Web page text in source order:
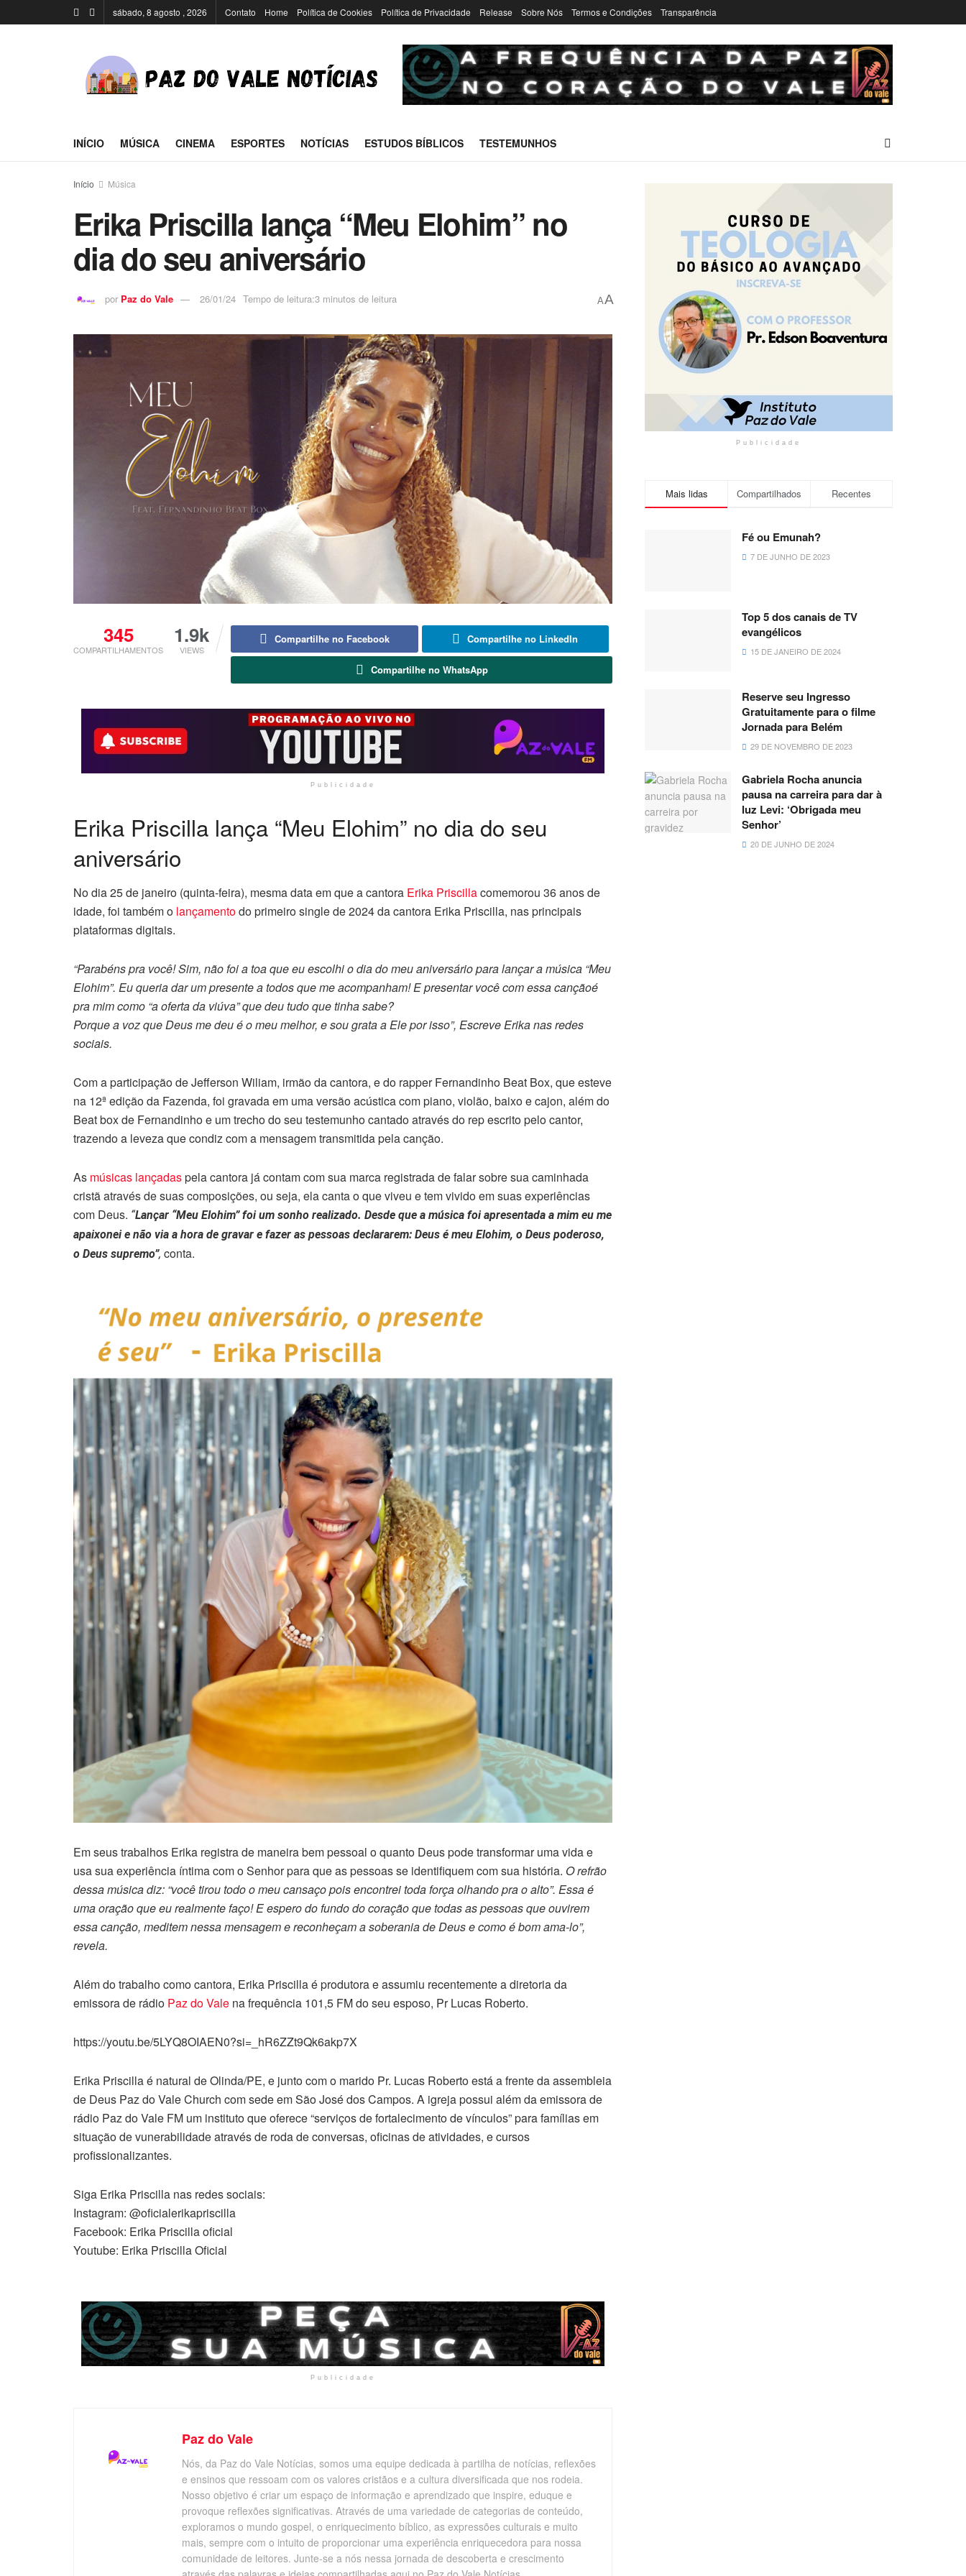
sábado, 8 agosto , 2026 Contato Home Política de Cookies Política de Privacidade Release Sobre Nós Termos e Condições Transparência
INÍCIO MÚSICA CINEMA ESPORTES NOTÍCIAS ESTUDOS BÍBLICOS TESTEMUNHOS
Início Música
Erika Priscilla lança “Meu Elohim” no
dia do seu aniversário
por Paz do Vale 26/01/24 Tempo de leitura:3 minutos de leitura AA
345
COMPARTILHAMENTOS
1.9k
VIEWS
Compartilhe no Facebook Compartilhe no LinkedIn
Compartilhe no WhatsApp
Publicidade
Erika Priscilla lança “Meu Elohim” no dia do seu
aniversário
No dia 25 de janeiro (quinta-feira), mesma data em que a cantora Erika Priscillacomemorou 36 anos de
idade, foi também o lançamentodo primeiro single de 2024 da cantora Erika Priscilla, nas principais
plataformas digitais.
“Parabéns pra você! Sim, não foi a toa que eu escolhi o dia do meu aniversário para lançar a música “Meu
Elohim”. Eu queria dar um presente a todos que me acompanham! E presentar você com essa cançãoé
pra mim como “a oferta da viúva” que deu tudo que tinha sabe?
Porque a voz que Deus me deu é o meu melhor, e sou grata a Ele por isso”, Escreve Erika nas redes
sociais.
Com a participação de Jefferson Wiliam, irmão da cantora, e do rapper Fernandinho Beat Box, que esteve
na 12ª edição da Fazenda, foi gravada em uma versão acústica com piano, violão, baixo e cajon, além do
Beat box de Fernandinho e um trecho do seu testemunho cantado através do rep escrito pelo cantor,
trazendo a leveza que condiz com a mensagem transmitida pela canção.
As músicas lançadaspela cantora já contam com sua marca registrada de falar sobre sua caminhada
cristã através de suas composições, ou seja, ela canta o que viveu e tem vivido em suas experiências
com Deus. “Lançar “Meu Elohim” foi um sonho realizado. Desde que a música foi apresentada a mim eu me
apaixonei e não via a hora de gravar e fazer as pessoas declararem: Deus é meu Elohim, o Deus poderoso,
o Deus supremo”, conta.
Em seus trabalhos Erika registra de maneira bem pessoal o quanto Deus pode transformar uma vida e
usa sua experiência íntima com o Senhor para que as pessoas se identifiquem com sua história. O refrão
dessa música diz: “você tirou todo o meu cansaço pois encontrei toda força olhando pra o alto”. Essa é
uma oração que eu realmente faço! E espero do fundo do coração que todas as pessoas que ouvirem
essa canção, meditem nessa mensagem e reconheçam a soberania de Deus e como é bom ama-lo”,
revela.
Além do trabalho como cantora, Erika Priscilla é produtora e assumiu recentemente a diretoria da
emissora de rádio Paz do Vale na frequência 101,5 FM do seu esposo, Pr Lucas Roberto.
https://youtu.be/5LYQ8OIAEN0?si=_hR6ZZt9Qk6akp7X
Erika Priscilla é natural de Olinda/PE, e junto com o marido Pr. Lucas Roberto está a frente da assembleia
de Deus Paz do Vale Church com sede em São José dos Campos. A igreja possui além da emissora de
rádio Paz do Vale FM um instituto que oferece “serviços de fortalecimento de vínculos” para famílias em
situação de vunerabilidade através de roda de conversas, oficinas de atividades, e cursos
profissionalizantes.
Siga Erika Priscilla nas redes sociais:
Instagram: @oficialerikapriscilla
Facebook: Erika Priscilla oficial
Youtube: Erika Priscilla Oficial
Publicidade
Paz do Vale
Nós, da Paz do Vale Notícias, somos uma equipe dedicada à partilha de notícias, reflexões
e ensinos que ressoam com os valores cristãos e a cultura diversificada que nos rodeia.
Nosso objetivo é criar um espaço de informação e aprendizado que inspire, eduque e
provoque reflexões significativas. Através de uma variedade de categorias de conteúdo,
exploramos o mundo gospel, o enriquecimento bíblico, as expressões culturais e muito
mais, sempre com o intuito de proporcionar uma experiência enriquecedora para nossa
comunidade de leitores. Junte-se a nós nessa jornada de descoberta e crescimento
Publicidade
Mais lidas Compartilhados Recentes
Fé ou Emunah?
7 DE JUNHO DE 2023
Top 5 dos canais de TV
evangélicos
15 DE JANEIRO DE 2024
Reserve seu Ingresso
Gratuitamente para o filme
Jornada para Belém
29 DE NOVEMBRO DE 2023
Gabriela Rocha anuncia
pausa na carreira para dar à
luz Levi: ‘Obrigada meu
Senhor’
20 DE JUNHO DE 2024